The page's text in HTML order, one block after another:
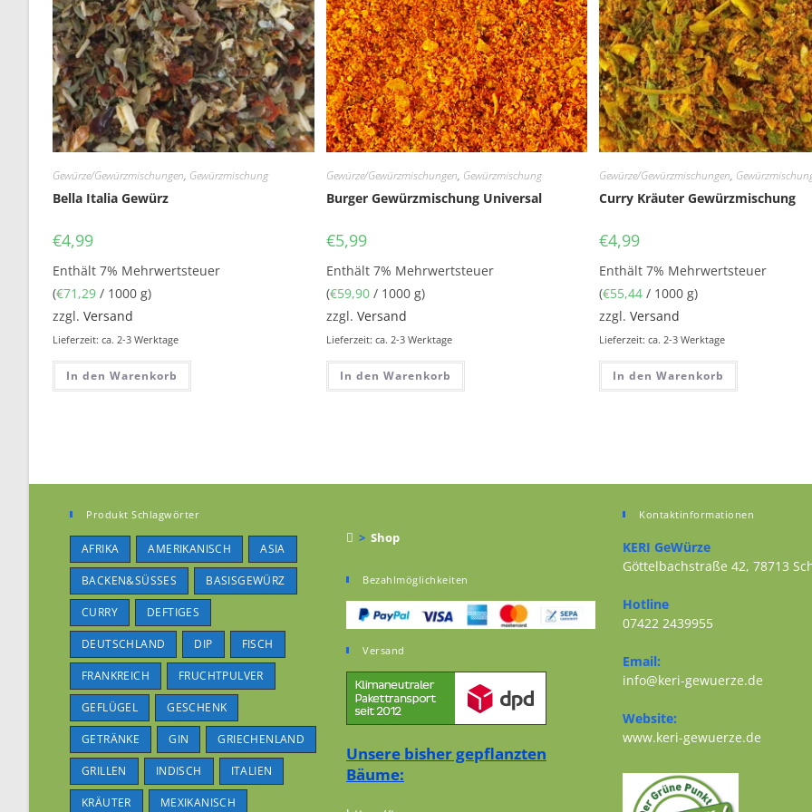
Gewürze/Gewürzmischungen, Gewürzmischung
Bella Italia Gewürz
€4,99
Enthält 7% Mehrwertsteuer
(€71,29 / 1000 g)
zzgl.Versand
Lieferzeit: ca. 2-3 Werktage
In den Warenkorb
Gewürze/Gewürzmischungen, Gewürzmischung
Burger Gewürzmischung Universal
€5,99
Enthält 7% Mehrwertsteuer
(€59,90/ 1000 g)
zzgl. Versand
Lieferzeit: ca. 2-3 Werktage
In den Warenkorb
Gewürze/Gewürzmischungen,
Curry Kräuter Gewürzmischung
€4,99
Enthält 7% Mehrwertsteuer
(€55,44/ 1000 g)
zzgl. Versand
Lieferzeit: ca. 2-3 Werktage
In den Warenkorb
Produkt Schlagwörter
AFRIKA AMERIKANISCH ASIA
BACKEN&SÜSSES BASISGEWÜRZ
CURRY DEFTIGES
DEUTSCHLAND DIP FISCH
FRANKREICH FRUCHTPULVER
GEFLÜGEL GESCHENK
GETRÄNKE GIN GRIECHENLAND
GRILLEN INDISCH ITALIEN
KRÄUTER MEXIKANISCH
> Shop
Bezahlmöglichkeiten
Versand
Unsere bisher gepflanzten
Bäume:
Kontaktinformationen
KERI GeWürze
Göttelbachstraße 42, 78713
Hotline
07422 2439955
Email:
info@keri-gewuerze.de
Website:
www.keri-gewuerze.de